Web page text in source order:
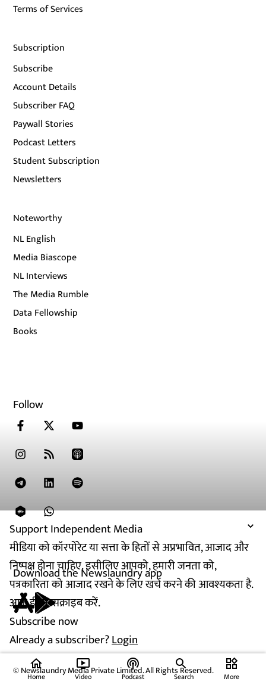
Support Independent Media
मीडिया को कॉरपोरेट या सत्ता के हितों से अप्रभावित, आजाद और
निष्पक्ष होना चाहिए. इसीलिए आपको, हमारी जनता को,
पत्रकारिता को आजाद रखने के लिए खर्च करने की आवश्यकता है.
आज ही सब्सक्राइब करें.
Subscribe now
Already a subscriber?Login
Terms of Services
Subscription
Subscribe
Account Details
Subscriber FAQ
Paywall Stories
Podcast Letters
Student Subscription
Newsletters
Noteworthy
NL English
Media Biascope
NL Interviews
The Media Rumble
Data Fellowship
Books
Follow
Download the Newslaundry app
© Newslaundry Media Private Limited. All Rights Reserved.
home
Home
ondemand_video
Video
podcasts
Podcast Search
widgets
More